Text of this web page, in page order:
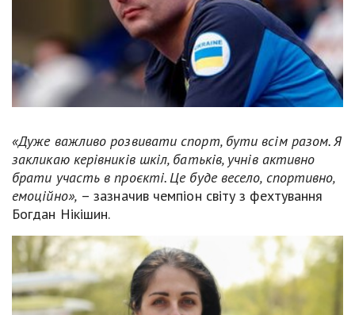
«Дуже важливо розвивати спорт, бути всім разом. Я
закликаю керівників шкіл, батьків, учнів активно
брати участь в проєкті. Це буде весело, спортивно,
емоційно», – зазначив чемпіон світу з фехтування
Богдан Нікішин.